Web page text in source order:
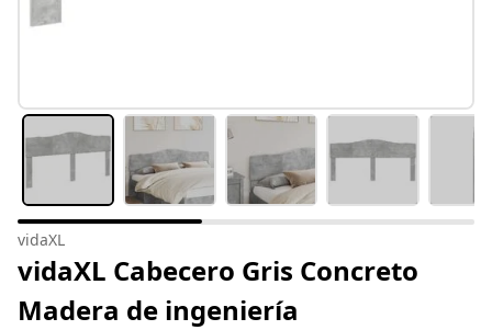
vidaXL
vidaXL Cabecero Gris Concreto
Madera de ingeniería